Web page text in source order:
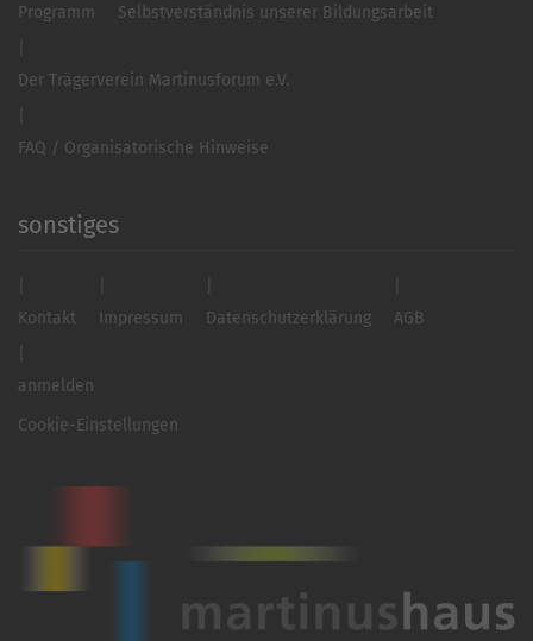
Programm Selbstverständnis unserer Bildungsarbeit
Der Trägerverein Martinusforum e.V.
FAQ / Organisatorische Hinweise
sonstiges
Kontakt Impressum Datenschutzerklärung AGB
anmelden
Cookie-Einstellungen